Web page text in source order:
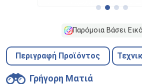
Παρόμοια Βάσει
Περιγραφή Προϊόντος
Γρήγορη Ματιά